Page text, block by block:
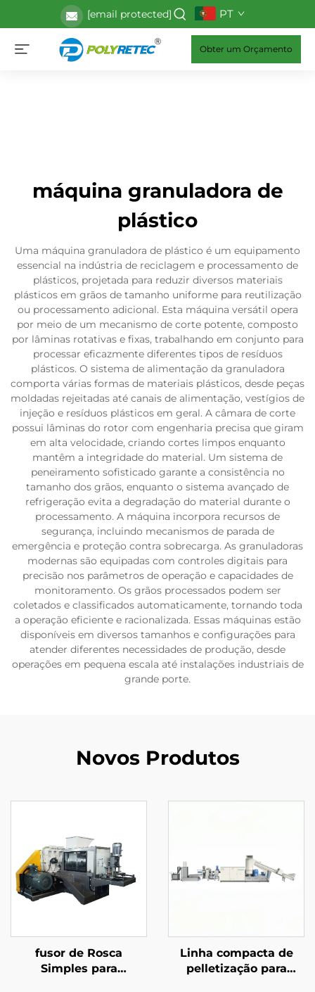
[email protected] PT
Obter um Orçamento
máquina granuladora de
plástico
Uma máquina granuladora de plástico é um equipamento
essencial na indústria de reciclagem e processamento de
plásticos, projetada para reduzir diversos materiais
plásticos em grãos de tamanho uniforme para reutilização
ou processamento adicional. Esta máquina versátil opera
por meio de um mecanismo de corte potente, composto
por lâminas rotativas e fixas, trabalhando em conjunto para
processar eficazmente diferentes tipos de resíduos
plásticos. O sistema de alimentação da granuladora
comporta várias formas de materiais plásticos, desde peças
moldadas rejeitadas até canais de alimentação, vestígios de
injeção e resíduos plásticos em geral. A câmara de corte
possui lâminas do rotor com engenharia precisa que giram
em alta velocidade, criando cortes limpos enquanto
mantêm a integridade do material. Um sistema de
peneiramento sofisticado garante a consistência no
tamanho dos grãos, enquanto o sistema avançado de
refrigeração evita a degradação do material durante o
processamento. A máquina incorpora recursos de
segurança, incluindo mecanismos de parada de
emergência e proteção contra sobrecarga. As granuladoras
modernas são equipadas com controles digitais para
precisão nos parâmetros de operação e capacidades de
monitoramento. Os grãos processados podem ser
coletados e classificados automaticamente, tornando toda
a operação eficiente e racionalizada. Essas máquinas estão
disponíveis em diversos tamanhos e configurações para
atender diferentes necessidades de produção, desde
operações em pequena escala até instalações industriais de
grande porte.
Novos Produtos
fusor de Rosca
Simples para
Linha compacta de
pelletização para